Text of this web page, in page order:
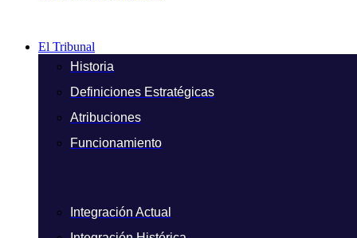
El Tribunal
Historia
Definiciones Estratégicas
Atribuciones
Funcionamiento
Integración Actual